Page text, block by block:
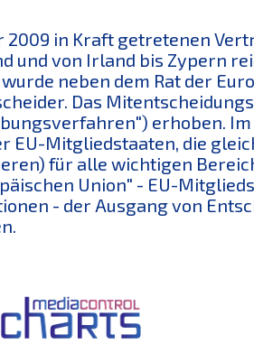
2009 in Kraft getretenen
und von Irland bis Zypern
neben dem Rat der
Das
erhoben.
EU-Mitgliedstaaten, die
für alle wichtigen
Union" - EU-
- der Ausgang von